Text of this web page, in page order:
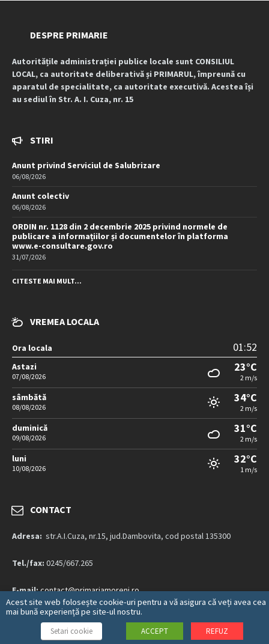
DESPRE PRIMARIE
Autoritățile administrației publice locale sunt CONSILIUL
LOCAL, ca autoritate deliberativă și PRIMARUL, împreună cu
aparatul de specialitate, ca autoritate executivă. Acestea își
au sediul în Str. A. I. Cuza, nr. 15
STIRI
Anunt privind Serviciul de Salubrizare
06/08/2026
Anunt colectiv
06/08/2026
ORDIN nr. 1128 din 2 decembrie 2025 privind normele de
publicare a informațiilor și documentelor în platforma
www.e-consultare.gov.ro
31/07/2026
CITESTE MAI MULT...
VREMEA LOCALA
Ora locala 01:52
Astazi
07/08/2026
23°C
2 m/s
sâmbătă
08/08/2026
34°C
2 m/s
duminică
09/08/2026
31°C
2 m/s
luni
10/08/2026
32°C
1 m/s
CONTACT
Adresa: str.A.I.Cuza, nr.15, jud.Dambovita, cod postal 135300
Tel./fax: 0245/667.265
E-mail:contact@primariamoreni.ro
Mai multe detalii…
Acest site web folosește cookie-uri pentru a vă asigura că veți avea cea
mai bună experiență pe site-ul nostru.
Setari cookie ACCEPT REFUZ